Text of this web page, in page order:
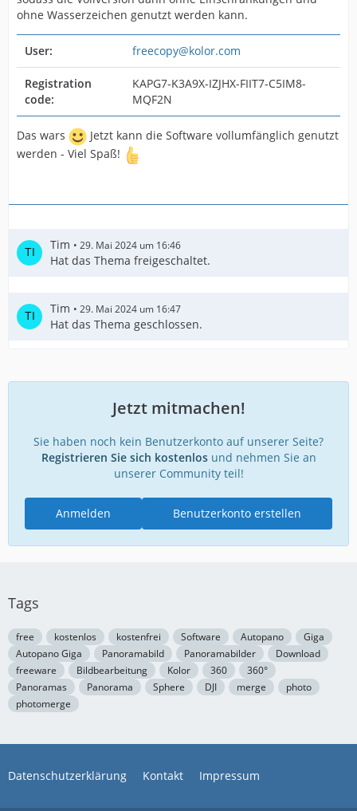
ohne Wasserzeichen genutzt werden kann.
User: freecopy@kolor.com
Registration
code:
KAPG7-K3A9X-IZJHX-FIIT7-C5IM8-
MQF2N
Das wars
Jetzt kann die Software vollumfänglich genutzt
werden - Viel Spaß!
Tim 29. Mai 2024 um 16:46
Hat das Thema freigeschaltet.
Tim 29. Mai 2024 um 16:47
Hat das Thema geschlossen.
Jetzt mitmachen!
Sie haben noch kein Benutzerkonto auf unserer Seite?
Registrieren Sie sich kostenlosund nehmen Sie an
unserer Community teil!
Benutzerkonto erstellen
Anmelden
Tags
free kostenlos kostenfrei Software Autopano
Giga
Autopano Giga
Panoramabild Panoramabilder
Download
freeware
Bildbearbeitung Kolor 360
360°
Panoramas
Panorama Sphere DJI merge
photo
photomerge
Datenschutzerklärung Kontakt Impressum